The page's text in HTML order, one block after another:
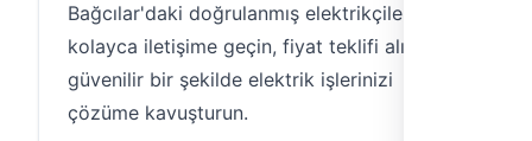
Bağcılar'daki doğrulanmış elektrikçilerimizle
kolayca iletişime geçin, fiyat teklifi alın ve
güvenilir bir şekilde elektrik işlerinizi
çözüme kavuşturun.